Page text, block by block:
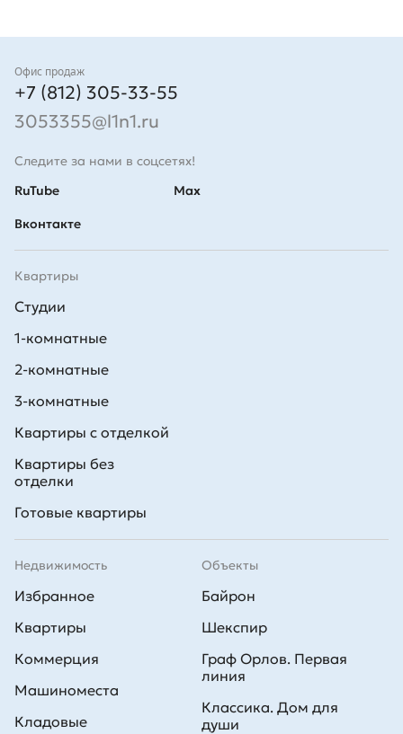
Контакты
Офис продаж
+7 (812) 305-33-55
3053355@l1n1.ru
Следите за нами в соцсетях!
RuTube
Вконтакте
Max
Квартиры
Студии
1-комнатные
2-комнатные
3-комнатные
Квартиры с отделкой
Квартиры без
отделки
Готовые квартиры
Недвижимость
Избранное
Квартиры
Коммерция
Машиноместа
Кладовые
Объекты
Байрон
Шекспир
Граф Орлов. Первая
линия
Классика. Дом для
души